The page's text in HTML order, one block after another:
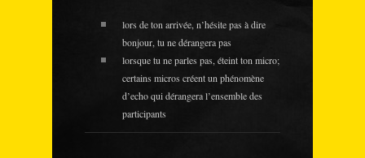
lors de ton arrivée, n’hésite pas à dire
bonjour, tu ne dérangera pas
lorsque tu ne parles pas, éteint ton micro;
certains micros créent un phénomène
d’echo qui dérangera l’ensemble des
participants